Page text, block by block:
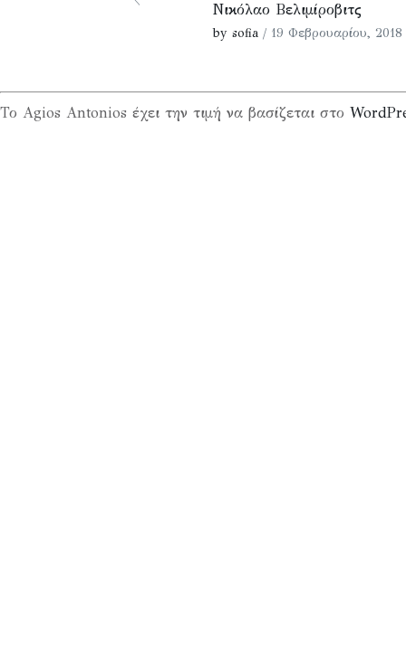
Νικόλαο Βελιμίροβιτς
by sofia / 19 Φεβρουαρίου, 2018
Το Agios Antonios έχει την τιμή να βασίζεται στο